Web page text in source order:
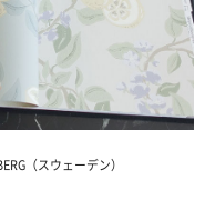
（スウェーデン）